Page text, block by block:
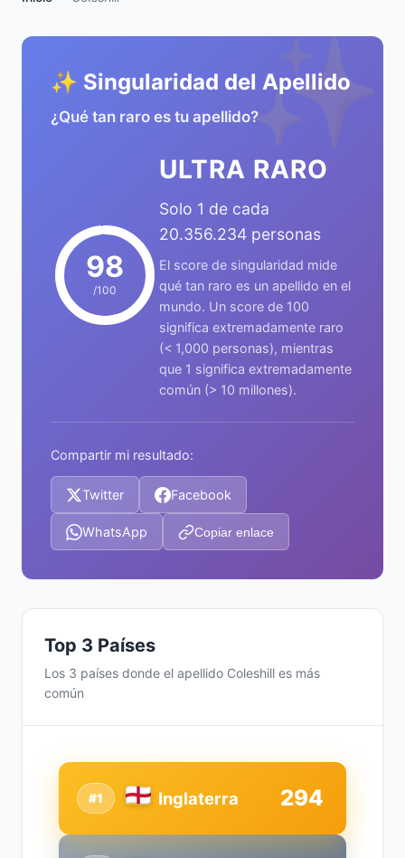
✨
✨ Singularidad del Apellido
¿Qué tan raro es tu apellido?
98
/100
ULTRA RARO
Solo 1 de cada
20.356.234 personas
El score de singularidad mide
qué tan raro es un apellido en el
mundo. Un score de 100
significa extremadamente raro
(< 1,000 personas), mientras
que 1 significa extremadamente
común (> 10 millones).
Compartir mi resultado:
Twitter Facebook
WhatsApp Copiar enlace
Top 3 Países
Los 3 países donde el apellido Coleshill es más
común
#1 Inglaterra 294